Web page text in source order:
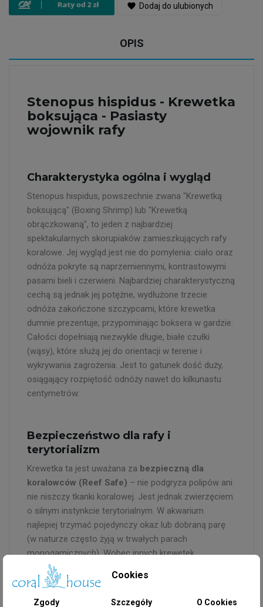
favorite Dodaj do ulubionych
OPIS
Stenopus hispidus - Krewetka
boksująca - Pasiasty
wojownik rafy
Charakterystyka ogólna i wygląd
Stenopus hispidus, powszechnie zwana "Krewetką
boksującą" (Boxing Shrimp) lub "Krewetką
obrączkowaną", to jeden z najbardziej
spektakularnych skorupiaków zamieszkujących rafy
koralowe. Jej wygląd jest nie do pomylenia: ciało oraz
odnóża pokryte są naprzemiennymi, kontrastowymi
pasami bieli i czerwieni. Najbardziej charakterystyczną
cechą są jednak jej potężne, wydłużone trzecie
odnóża zakończone szczypcami, które krewetka
dumnie prezentuje, przypominając boksera w gardzie.
Całości dopełniają niezwykle długie, białe czułki
(wąsy), które służą jej do orientacji w terenie i
wykrywania zagrożenia. Jest to gatunek dość duży,
osiągający rozpiętość odnóży nawet do kilkunastu
centymetrów.
Bezpieczeństwo dla rafy i
terytorializm
Krewetka ta jest uważana za bezpieczną dla
koralowców (Reef Safe) – nie podgryza polipów ani
nie niszczy tkanki koralowej. Jest jednak zwierzęciem
o silnym instynkcie terytorialnym. W akwarium
najlepiej trzymać pojedynczy okaz lub dobraną parę
(w naturze często żyją w trwałych parach
monogamicznych). Wobec innych krewetek,
zwłaszcza z rodzaju *Stenopus*, może być bardzo
agresywna i doprowadzić do ich śmierci. Należy
Cookies
Zgody Szczegóły O Cookies